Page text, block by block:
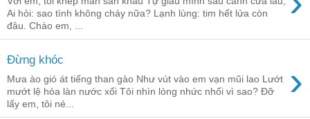
Ai hỏi: sao tình không cháy nữa? Lạnh lùng: tim hết lửa còn
đâu. Chào em, ...
Đừng khóc ›
Mưa ào gió át tiếng than gào Như vút vào em vạn mũi lao Lướt
mướt lệ hòa làn nước xối Tôi nhìn lòng nhức nhối vì sao? Đỡ
lấy em, tôi né...